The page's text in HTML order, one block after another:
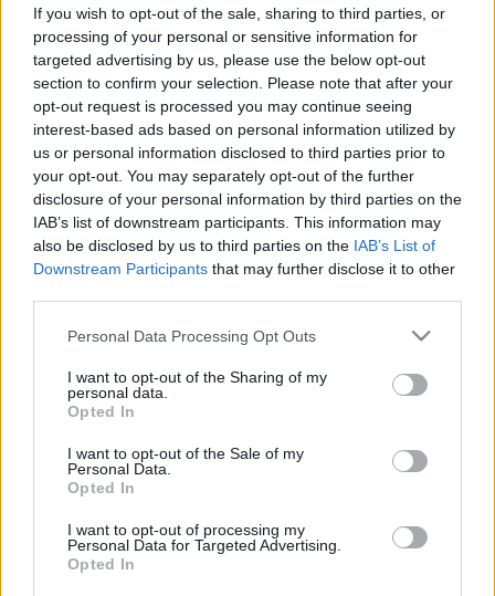
If you wish to opt-out of the sale, sharing to third parties, or
processing of your personal or sensitive information for
targeted advertising by us, please use the below opt-out
section to confirm your selection. Please note that after your
opt-out request is processed you may continue seeing
interest-based ads based on personal information utilized by
us or personal information disclosed to third parties prior to
your opt-out. You may separately opt-out of the further
disclosure of your personal information by third parties on the
IAB’s list of downstream participants. This information may
also be disclosed by us to third parties on the IAB’s List of
Downstream Participants that may further disclose it to other
Please note that this website/app uses one or more Google
not limited to your visit or usage behaviour. You may click to
grant or deny consent to Google and its third-party tags to
use your data for below specified purposes in below Google
consent section.
Personal Data Processing Opt Outs
I want to opt-out of the Sharing of my
personal data.
Opted In
I want to opt-out of the Sale of my
Personal Data.
Opted In
I want to opt-out of processing my
Personal Data for Targeted Advertising.
Opted In